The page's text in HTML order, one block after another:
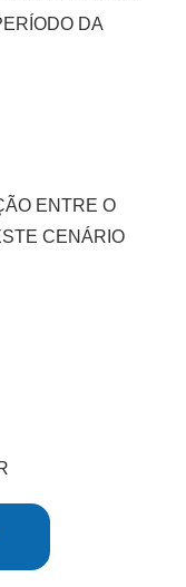
DA
ENTRE O
CENÁRIO